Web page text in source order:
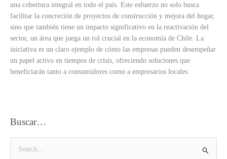
una cobertura integral en todo el país. Este esfuerzo no solo busca
facilitar la concreción de proyectos de construcción y mejora del hogar,
sino que también tiene un impacto significativo en la reactivación del
sector, un área que juega un rol crucial en la economía de Chile. La
iniciativa es un claro ejemplo de cómo las empresas pueden desempeñar
un papel activo en tiempos de crisis, ofreciendo soluciones que
beneficiarán tanto a consumidores como a empresarios locales.
Buscar…